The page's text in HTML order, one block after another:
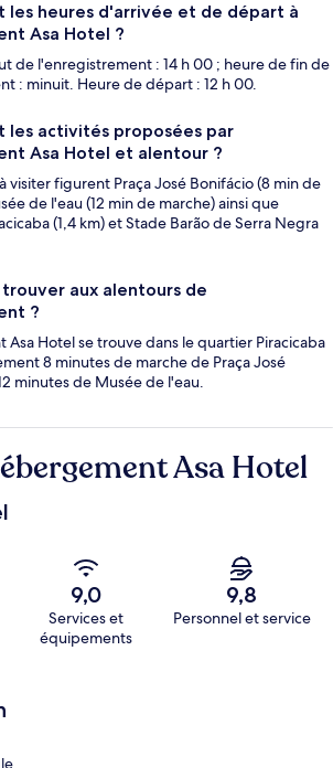
les heures d'arrivée et de départ à
Asa Hotel ?
de l'enregistrement : 14 h 00 ; heure de fin de
: minuit. Heure de départ : 12 h 00.
les activités proposées par
Asa Hotel et alentour ?
visiter figurent Praça José Bonifácio (8 min de
de l'eau (12 min de marche) ainsi que
(1,4 km) et Stade Barão de Serra Negra
aux alentours de
?
Asa Hotel se trouve dans le quartier Piracicaba
8 minutes de marche de Praça José
minutes de Musée de l'eau.
Asa Hotel
9,0
Services et
équipements
9,8
Personnel et service